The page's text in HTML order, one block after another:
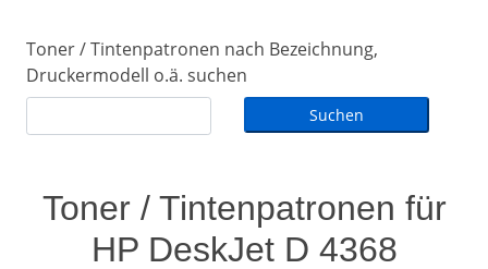
Toner / Tintenpatronen nach Bezeichnung,
Druckermodell o.ä. suchen
Toner / Tintenpatronen für
HP DeskJet D 4368